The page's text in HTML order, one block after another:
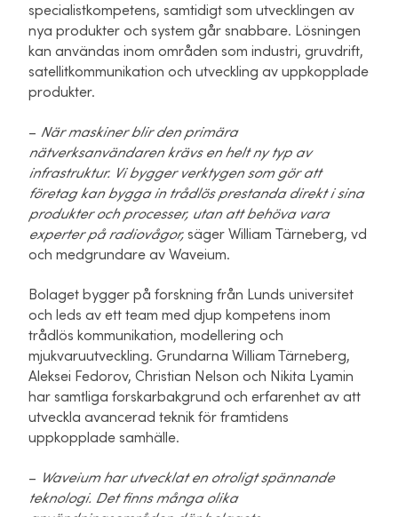
specialistkompetens, samtidigt som utvecklingen av
nya produkter och system går snabbare. Lösningen
kan användas inom områden som industri, gruvdrift,
satellitkommunikation och utveckling av uppkopplade
produkter.
– När maskiner blir den primära
nätverksanvändaren krävs en helt ny typ av
infrastruktur. Vi bygger verktygen som gör att
företag kan bygga in trådlös prestanda direkt i sina
produkter och processer, utan att behöva vara
experter på radiovågor, säger William Tärneberg, vd
och medgrundare av Waveium.
Bolaget bygger på forskning från Lunds universitet
och leds av ett team med djup kompetens inom
trådlös kommunikation, modellering och
mjukvaruutveckling. Grundarna William Tärneberg,
Aleksei Fedorov, Christian Nelson och Nikita Lyamin
har samtliga forskarbakgrund och erfarenhet av att
utveckla avancerad teknik för framtidens
uppkopplade samhälle.
– Waveium har utvecklat en otroligt spännande
teknologi. Det finns många olika